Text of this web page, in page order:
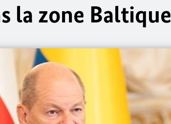
la zone Baltique